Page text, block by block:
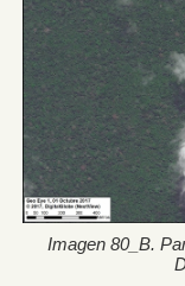
Imagen 80_B.